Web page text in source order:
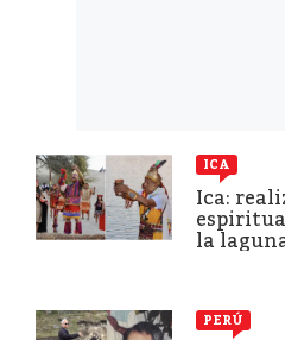
ICA
Ica:
la
PERÚ